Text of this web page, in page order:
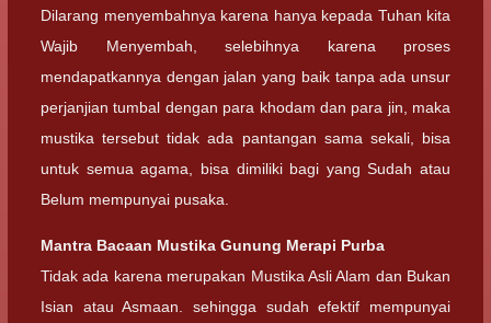
Dilarang menyembahnya karena hanya kepada Tuhan kita
Wajib Menyembah, selebihnya karena proses
mendapatkannya dengan jalan yang baik tanpa ada unsur
perjanjian tumbal dengan para khodam dan para jin, maka
mustika tersebut tidak ada pantangan sama sekali, bisa
untuk semua agama, bisa dimiliki bagi yang Sudah atau
Belum mempunyai pusaka.
Mantra Bacaan Mustika Gunung Merapi Purba
Tidak ada karena merupakan Mustika Asli Alam dan Bukan
Isian atau Asmaan. sehingga sudah efektif mempunyai